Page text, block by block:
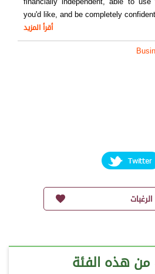
you'd like, and be completely confident
أقرأ المزيد
هذه الفئة